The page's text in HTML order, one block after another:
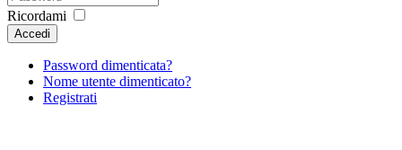
Ricordami
Accedi
Password dimenticata?
Nome utente dimenticato?
Registrati